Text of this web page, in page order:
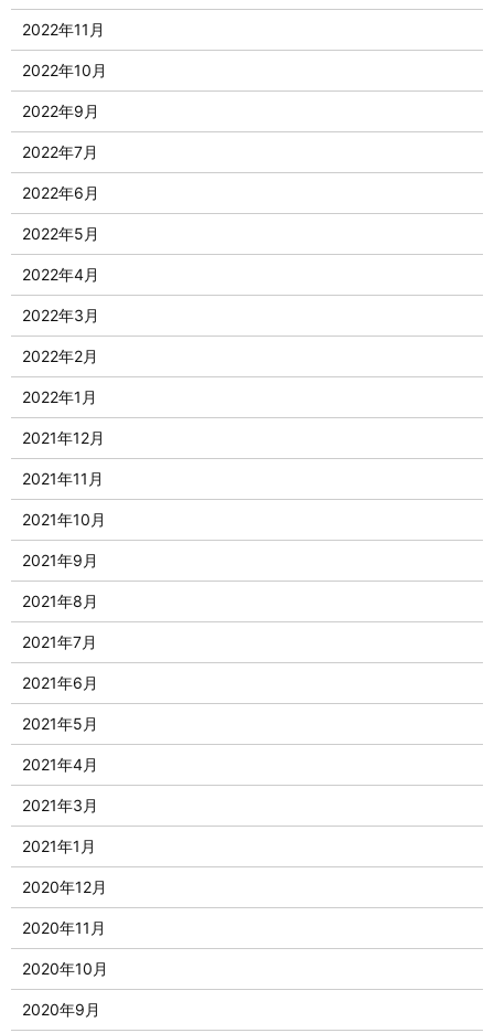
2022年11月
2022年10月
2022年9月
2022年7月
2022年6月
2022年5月
2022年4月
2022年3月
2022年2月
2022年1月
2021年12月
2021年11月
2021年10月
2021年9月
2021年8月
2021年7月
2021年6月
2021年5月
2021年4月
2021年3月
2021年1月
2020年12月
2020年11月
2020年10月
2020年9月